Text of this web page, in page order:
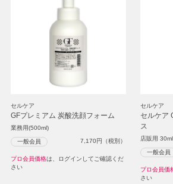
セルケア
GFプレミアム 炭酸洗顔フォーム
業務用(500ml)
一般会員 7,170円（税別）
プロ会員価格は、ログインしてご確認くだ
さい
セルケア
セルケア
ス
店販用 30ml
一般会員
プロ会員価
さい